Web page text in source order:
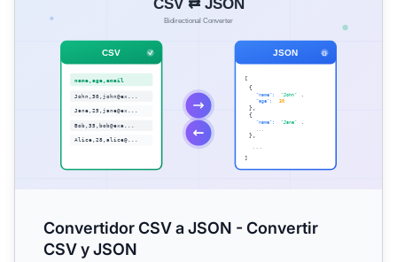
Convertidor CSV a JSON - Convertir
CSV y JSON